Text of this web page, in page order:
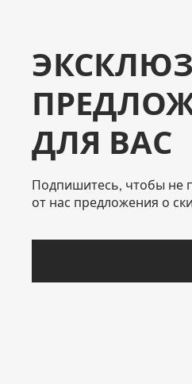
ДЛЯ ВАС
Подпишитесь, чтобы не
от нас предложения о